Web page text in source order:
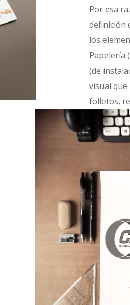
Por esa
definición
los
Papelería
(de
visual que
folletos,